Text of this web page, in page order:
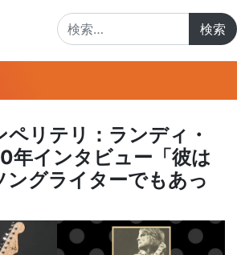
ペリテリ：ランディ・
年インタビュー「彼は
ングライターでもあっ